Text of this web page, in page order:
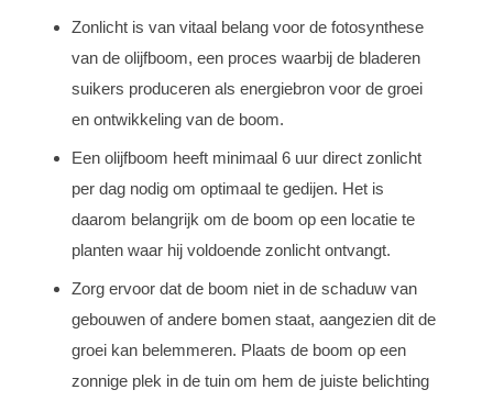
Zonlicht is van vitaal belang voor de fotosynthese
van de olijfboom, een proces waarbij de bladeren
suikers produceren als energiebron voor de groei
en ontwikkeling van de boom.
Een olijfboom heeft minimaal 6 uur direct zonlicht
per dag nodig om optimaal te gedijen. Het is
daarom belangrijk om de boom op een locatie te
planten waar hij voldoende zonlicht ontvangt.
Zorg ervoor dat de boom niet in de schaduw van
gebouwen of andere bomen staat, aangezien dit de
groei kan belemmeren. Plaats de boom op een
zonnige plek in de tuin om hem de juiste belichting